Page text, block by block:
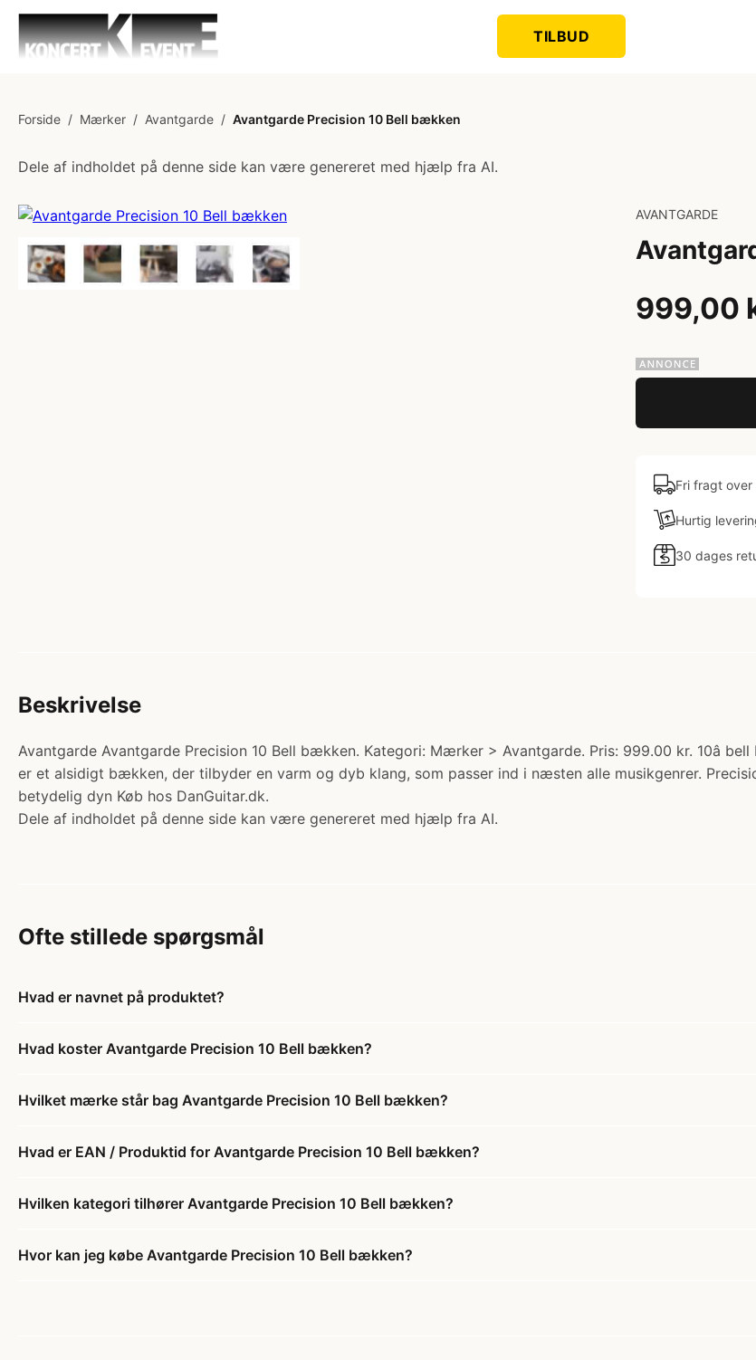
TILBUD
Forside / Mærker / Avantgarde / Avantgarde Precision 10 Bell bækken
Dele af indholdet på denne side kan være genereret med hjælp fra AI.
AVANTGARDE
999,00
Fri fragt over
Hurtig
30 dages
Beskrivelse
Avantgarde Avantgarde Precision 10 Bell bækken. Kategori: Mærker > Avantgarde. Pris: 999.00 kr. 10â
er et alsidigt bækken, der tilbyder en varm og dyb klang, som passer ind i næsten alle musikgenrer.
betydelig dyn Køb hos DanGuitar.dk.
Dele af indholdet på denne side kan være genereret med hjælp fra AI.
Ofte stillede spørgsmål
Hvad er navnet på produktet?
Hvad koster Avantgarde Precision 10 Bell bækken?
Hvilket mærke står bag Avantgarde Precision 10 Bell bækken?
Hvad er EAN / Produktid for Avantgarde Precision 10 Bell bækken?
Hvilken kategori tilhører Avantgarde Precision 10 Bell bækken?
Hvor kan jeg købe Avantgarde Precision 10 Bell bækken?